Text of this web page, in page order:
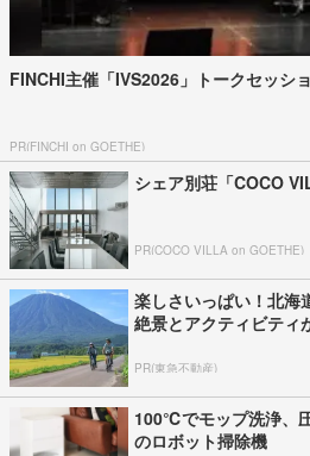
FINCHI主催「IVS2026」トークセッシ
PR(FINCHI on GOETHE)
シェア別荘「COCO
PR(COCO VILLA on GOETHE)
楽しさいっぱい！北海
絶景とアクティビティ
PR(東急不動産)
100℃でモップ洗浄、
のロボット掃除機